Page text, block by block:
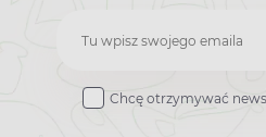
Zapisz
do
Chcę otrzymywać